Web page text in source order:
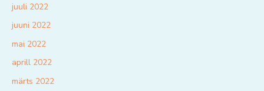
juuli 2022
juuni 2022
mai 2022
aprill 2022
märts 2022